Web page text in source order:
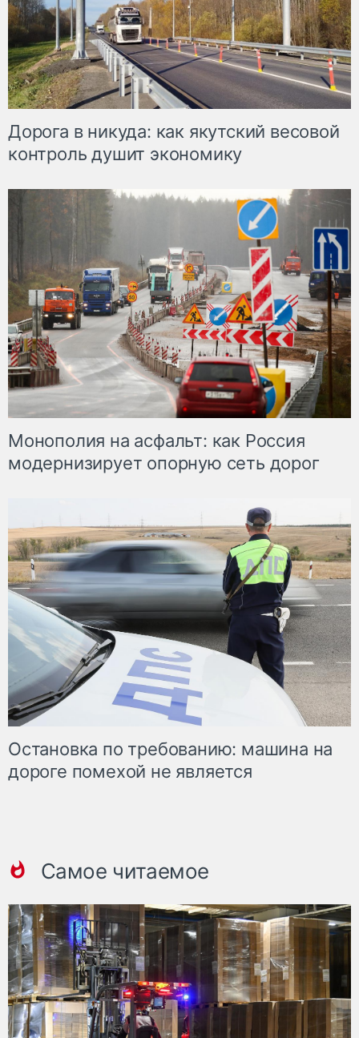
Дорога в никуда: как якутский весовой
контроль душит экономику
Монополия на асфальт: как Россия
модернизирует опорную сеть дорог
Остановка по требованию: машина на
дороге помехой не является
Самое читаемое